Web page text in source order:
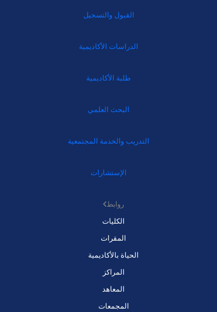
القبول والتسجيل
الدراسات الأكاديمية
طلبة الأكاديمية
البحث العلمي
التدريب والخدمة المجتمعية
الإستشارات
روابط
الكليات
المقرات
الحياة بالأكاديمية
المراكز
المعاهد
المجمعات